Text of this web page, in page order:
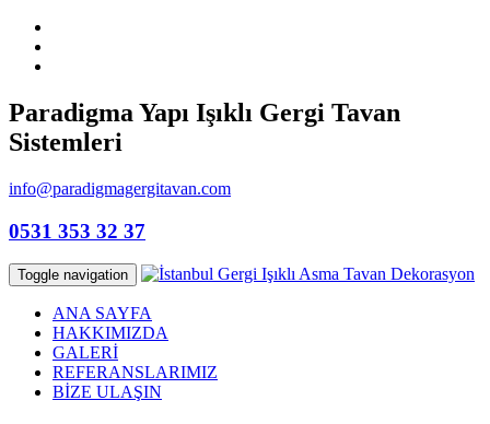
Paradigma Yapı Işıklı Gergi Tavan
Sistemleri
info@paradigmagergitavan.com
0531 353 32 37
Toggle navigation
ANA SAYFA
HAKKIMIZDA
GALERİ
REFERANSLARIMIZ
BİZE ULAŞIN